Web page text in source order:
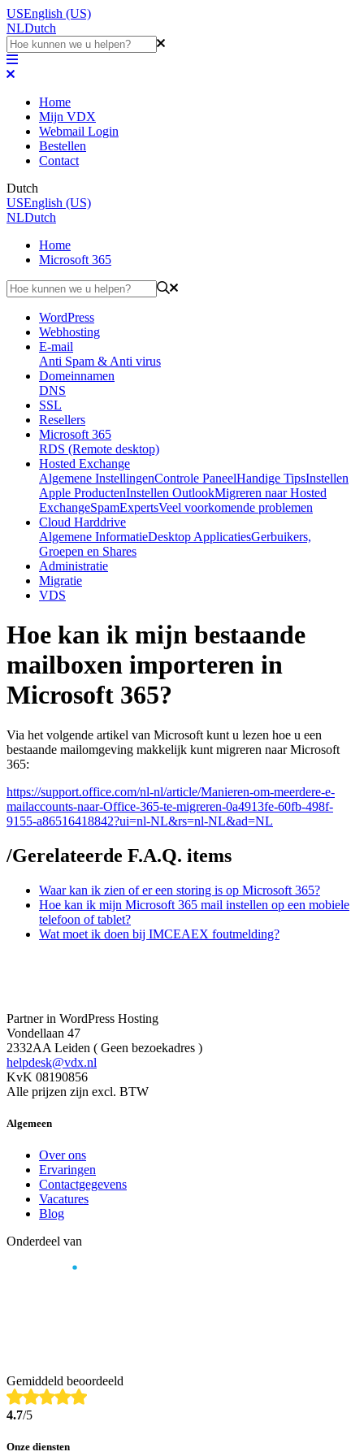
USEnglish (US)
NLDutch
Home
Mijn VDX
Webmail Login
Bestellen
Contact
Dutch
USEnglish (US)
NLDutch
Home
Microsoft 365
WordPress
Webhosting
E-mail
Anti Spam & Anti virus
Domeinnamen
DNS
SSL
Resellers
Microsoft 365
RDS (Remote desktop)
Hosted Exchange
Algemene InstellingenControle PaneelHandige TipsInstellen
Apple ProductenInstellen OutlookMigreren naar Hosted
ExchangeSpamExpertsVeel voorkomende problemen
Cloud Harddrive
Algemene InformatieDesktop ApplicatiesGerbuikers,
Groepen en Shares
Administratie
Migratie
VDS
Hoe kan ik mijn bestaande
mailboxen importeren in
Microsoft 365?
Via het volgende artikel van Microsoft kunt u lezen hoe u een
bestaande mailomgeving makkelijk kunt migreren naar Microsoft
365:
https://support.office.com/nl-nl/article/Manieren-om-meerdere-e-
mailaccounts-naar-Office-365-te-migreren-0a4913fe-60fb-498f-
9155-a86516418842?ui=nl-NL&rs=nl-NL&ad=NL
/Gerelateerde F.A.Q. items
Waar kan ik zien of er een storing is op Microsoft 365?
Hoe kan ik mijn Microsoft 365 mail instellen op een mobiele
telefoon of tablet?
Wat moet ik doen bij IMCEAEX foutmelding?
Partner in WordPress Hosting
Vondellaan 47
2332AA Leiden ( Geen bezoekadres )
helpdesk@vdx.nl
KvK 08190856
Alle prijzen zijn excl. BTW
Algemeen
Over ons
Ervaringen
Contactgegevens
Vacatures
Blog
Onderdeel van
Gemiddeld beoordeeld
4.7/5
Onze diensten